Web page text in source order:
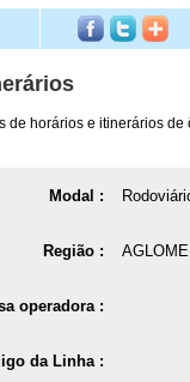
de horários e itinerários de
Modal :
Região :
operadora :
da Linha :